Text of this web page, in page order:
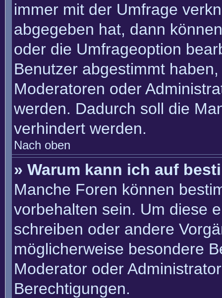
immer mit der Umfrage
abgegeben hat, dann
oder die Umfrageoption
Benutzer abgestimmt
Moderatoren oder
werden. Dadurch soll die
verhindert werden.
Nach oben
» Warum kann ich auf
Manche Foren können
vorbehalten sein. Um diese
schreiben oder andere
möglicherweise besondere
Moderator oder
Berechtigungen.